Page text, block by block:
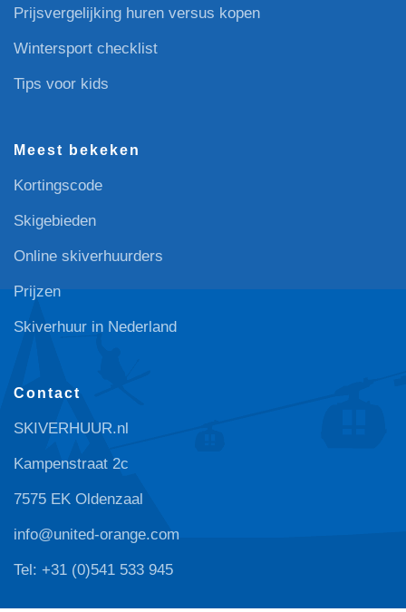
Prijsvergelijking huren versus kopen
Wintersport checklist
Tips voor kids
Meest bekeken
Kortingscode
Skigebieden
Online skiverhuurders
Prijzen
Skiverhuur in Nederland
Contact
SKIVERHUUR.nl
Kampenstraat 2c
7575 EK Oldenzaal
info@united-orange.com
Tel: +31 (0)541 533 945